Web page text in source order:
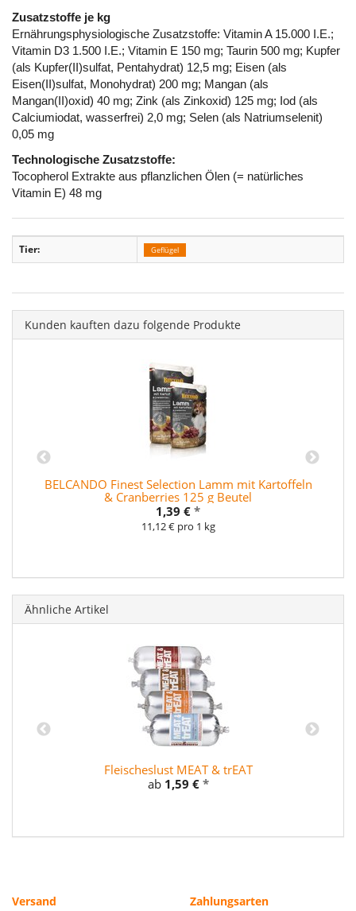
Zusatzstoffe je kg
Ernährungsphysiologische Zusatzstoffe: Vitamin A 15.000 I.E.;
Vitamin D3 1.500 I.E.; Vitamin E 150 mg; Taurin 500 mg; Kupfer
(als Kupfer(II)sulfat, Pentahydrat) 12,5 mg; Eisen (als
Eisen(II)sulfat, Monohydrat) 200 mg; Mangan (als
Mangan(II)oxid) 40 mg; Zink (als Zinkoxid) 125 mg; Iod (als
Calciumiodat, wasserfrei) 2,0 mg; Selen (als Natriumselenit)
0,05 mg
Technologische Zusatzstoffe:
Tocopherol Extrakte aus pflanzlichen Ölen (= natürliches
Vitamin E) 48 mg
Tier: Geflügel
Kunden kauften dazu folgende Produkte
BELCANDO Finest Selection Lamm mit Kartoffeln
& Cranberries 125 g Beutel
1,39 € *
11,12 € pro 1 kg
Ähnliche Artikel
Fleischeslust MEAT & trEAT
ab 1,59 € *
Versand Zahlungsarten